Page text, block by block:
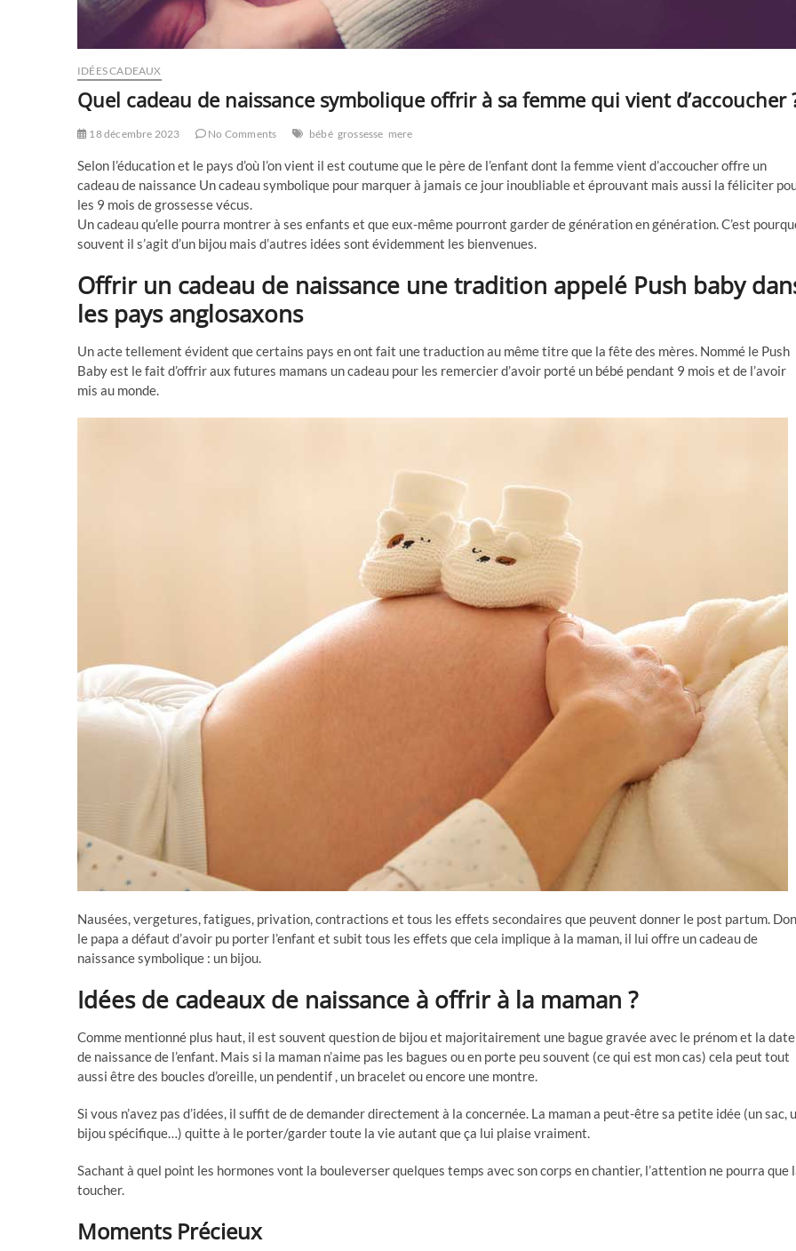
IDÉES CADEAUX
Quel cadeau de naissance symbolique offrir à sa femme qui vient d’accoucher
18 décembre 2023 No Comments bébé grossesse mere
Selon l’éducation et le pays d’où l’on vient il est coutume que le père de l’enfant dont la femme vient d’accoucher offre un
cadeau de naissance Un cadeau symbolique pour marquer à jamais ce jour inoubliable et éprouvant mais aussi la féliciter
les 9 mois de grossesse vécus.
Un cadeau qu’elle pourra montrer à ses enfants et que eux-même pourront garder de génération en génération. C’est
souvent il s’agit d’un bijou mais d’autres idées sont évidemment les bienvenues.
Offrir un cadeau de naissance une tradition appelé Push baby
les pays anglosaxons
Un acte tellement évident que certains pays en ont fait une traduction au même titre que la fête des mères. Nommé le Push
Baby est le fait d’offrir aux futures mamans un cadeau pour les remercier d’avoir porté un bébé pendant 9 mois et de l’avoir
mis au monde.
Nausées, vergetures, fatigues, privation, contractions et tous les effets secondaires que peuvent donner le post partum.
le papa a défaut d’avoir pu porter l’enfant et subit tous les effets que cela implique à la maman, il lui offre un cadeau de
naissance symbolique : un bijou.
Idées de cadeaux de naissance à offrir à la maman ?
Comme mentionné plus haut, il est souvent question de bijou et majoritairement une bague gravée avec le prénom et la date
de naissance de l’enfant. Mais si la maman n’aime pas les bagues ou en porte peu souvent (ce qui est mon cas) cela peut tout
aussi être des boucles d’oreille, un pendentif , un bracelet ou encore une montre.
Si vous n’avez pas d’idées, il suffit de de demander directement à la concernée. La maman a peut-être sa petite idée (un sac,
bijou spécifique…) quitte à le porter/garder toute la vie autant que ça lui plaise vraiment.
Sachant à quel point les hormones vont la bouleverser quelques temps avec son corps en chantier, l’attention ne pourra que
toucher.
Moments Précieux